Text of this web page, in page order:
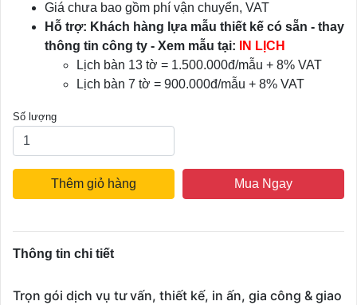
Giá chưa bao gồm phí vận chuyển, VAT
Hỗ trợ: Khách hàng lựa mẫu thiết kế có sẵn - thay
thông tin công ty - Xem mẫu tại:
IN LỊCH
Lịch bàn 13 tờ = 1.500.000đ/mẫu + 8% VAT
Lịch bàn 7 tờ = 900.000đ/mẫu + 8% VAT
Số lượng
Thêm giỏ hàng Mua Ngay
Thông tin chi tiết
Trọn gói dịch vụ tư vấn, thiết kế, in ấn, gia công & giao